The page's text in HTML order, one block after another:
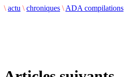
\ actu \ chroniques \ ADA compilations